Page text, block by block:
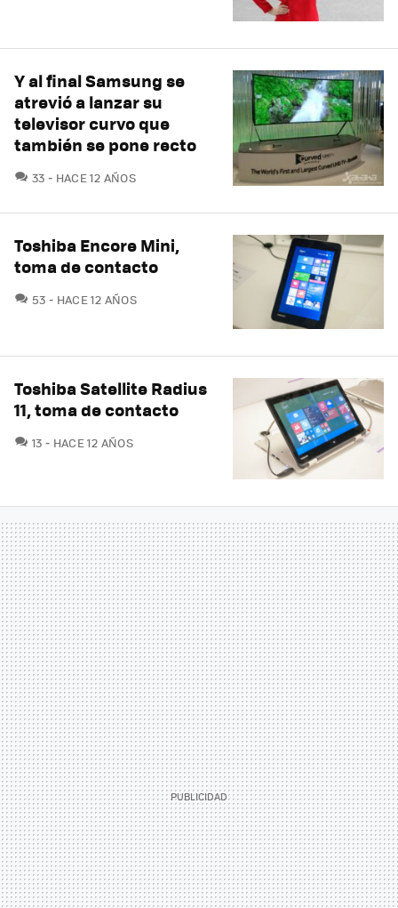
Y al final Samsung se
atrevió a lanzar su
televisor curvo que
también se pone recto
33 COMENTARIOS
HACE 12 AÑOS
Toshiba Encore Mini,
toma de contacto
53 COMENTARIOS
HACE 12 AÑOS
Toshiba Satellite Radius
11, toma de contacto
13 COMENTARIOS
HACE 12 AÑOS